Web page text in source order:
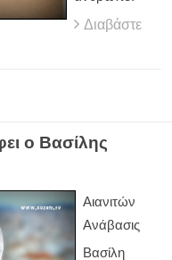
Διαβάστε
ο Βασίλης
Αιανιτών
Ανάβασις
Βασίλη